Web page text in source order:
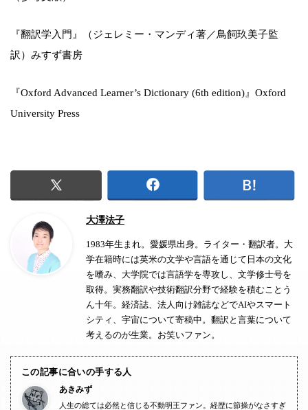
『翻訳学入門』（ジェレミー・マンディ著／鳥飼玖美子監
訳）みすず書房
『Oxford Advanced Learner’s Dictionary (6th edition)』Oxford
University Press
大澤法子
1983年生まれ。愛媛県出身。ライター・翻訳者。大
学在籍時には英米の文学や言語を通じて日本の文化
を嗜み、大学院では言語学を専攻し、文学修士号を
取得。実務翻訳や技術翻訳分野で経験を積むことう
ん十年。経済誌、法人向け雑誌などでAIやスマート
シティ、宇宙について寄稿中。翻訳と言葉について
考えるのが生業。お笑いファン。
この記事に合いの手する人
あきみず
人生の総ては必然と信じる不動明王ファン。経歴に節操がなさすぎ